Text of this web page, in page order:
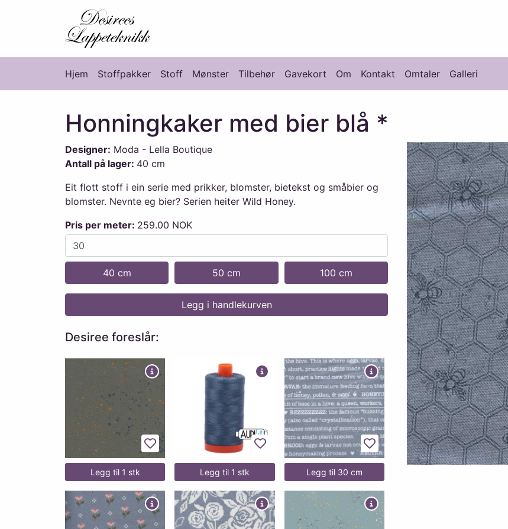
Desirees Lappeteknikk
Hovedmeny
Hjem Stoffpakker Stoff Mønster Tilbehør Gavekort Om Kontakt Omtaler Galleri
Honningkaker med bier blå *
Designer: Moda - Lella Boutique
Antall på lager: 40 cm
Eit flott stoff i ein serie med prikker, blomster, bietekst og småbier og
blomster. Nevnte eg bier? Serien heiter Wild Honey.
Pris per meter: 259.00 NOK
40 cm 50 cm 100 cm
Legg i handlekurven
Desiree foreslår:
Legg til favoritter
Legg til 1 stk
Legg til favoritter
Legg til 1 stk
Legg til favoritter
Legg til 30 cm